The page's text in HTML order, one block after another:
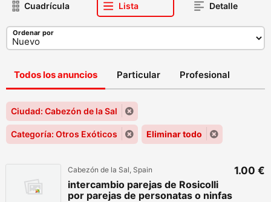
Cuadrícula Lista Detalle
Ordenar por
Todos los anuncios Particular Profesional
Ciudad: Cabezón de la Sal
Categoría: Otros Exóticos Eliminar todo
Cabezón de la Sal, Spain
intercambio parejas de Rosicolli
por parejas de personatas o ninfas
1.00 €